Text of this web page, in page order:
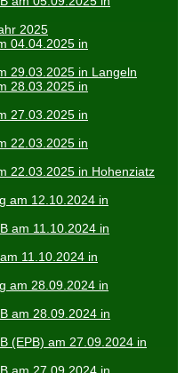
2025
04.04.2025 in
29.03.2025 in Langeln
28.03.2025 in
27.03.2025 in
22.03.2025 in
22.03.2025 in Hohenziatz
am 12.10.2024 in
am 11.10.2024 in
11.10.2024 in
am 28.09.2024 in
am 28.09.2024 in
(EPB) am 27.09.2024 in